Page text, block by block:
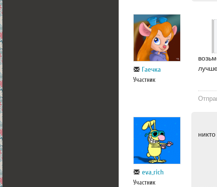
Гаечка
Участник
eva_rich
Участник